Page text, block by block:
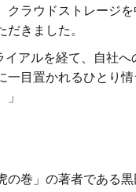
クラウドストレージ
だきました。
アルを経て、自社へ
一目置かれるひとり
巻」の著者である